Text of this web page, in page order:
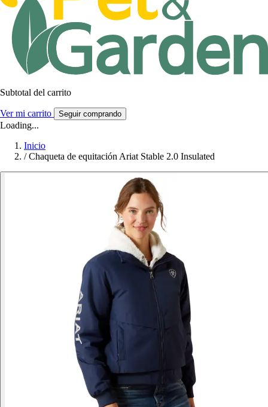
Subtotal del carrito
Ver mi carrito Seguir comprando
Loading...
Inicio
/ Chaqueta de equitación Ariat Stable 2.0 Insulated